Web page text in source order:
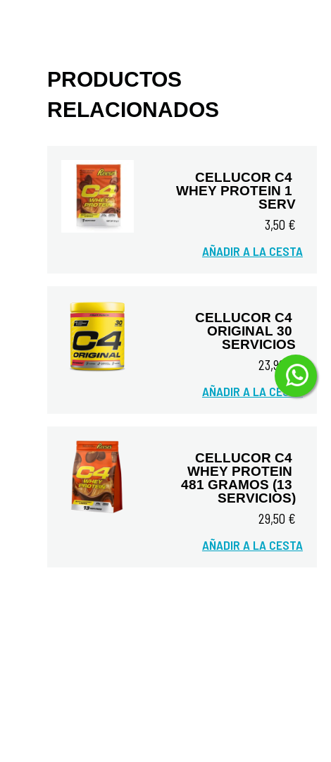
PRODUCTOS
RELACIONADOS
CELLUCOR C4
WHEY PROTEIN 1
SERV
3,50 €
AÑADIR A LA CESTA
CELLUCOR C4
ORIGINAL 30
SERVICIOS
23,90 €
AÑADIR A LA CESTA
CELLUCOR C4
WHEY PROTEIN
481 GRAMOS (13
SERVICIOS)
29,50 €
AÑADIR A LA CESTA